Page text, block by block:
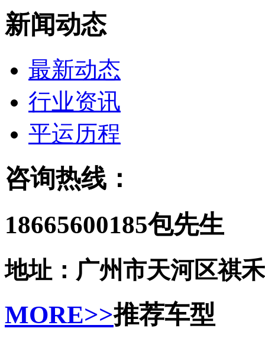
新闻动态
最新动态
行业资讯
平运历程
咨询热线：
18665600185包先生
地址：广州市天河区祺
MORE>>推荐车型